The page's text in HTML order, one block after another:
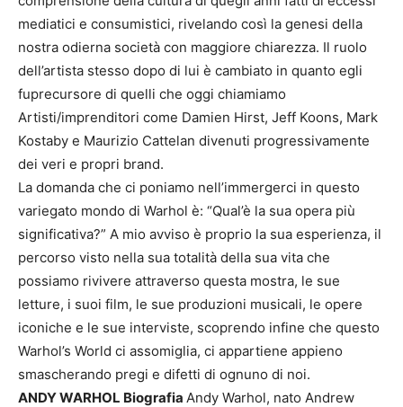
mediatici e consumistici, rivelando così la genesi della
nostra odierna società con maggiore chiarezza. Il ruolo
dell’artista stesso dopo di lui è cambiato in quanto egli
fuprecursore di quelli che oggi chiamiamo
Artisti/imprenditori come Damien Hirst, Jeff Koons, Mark
Kostaby e Maurizio Cattelan divenuti progressivamente
dei veri e propri brand.
La domanda che ci poniamo nell’immergerci in questo
variegato mondo di Warhol è: “Qual’è la sua opera più
significativa?” A mio avviso è proprio la sua esperienza, il
percorso visto nella sua totalità della sua vita che
possiamo rivivere attraverso questa mostra, le sue
letture, i suoi film, le sue produzioni musicali, le opere
iconiche e le sue interviste, scoprendo infine che questo
Warhol’s World ci assomiglia, ci appartiene appieno
smascherando pregi e difetti di ognuno di noi.
ANDY WARHOL Biografia Andy Warhol, nato Andrew